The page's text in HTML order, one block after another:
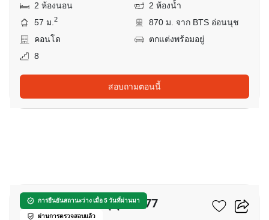
2 ห้องนอน
2 ห้องน้ำ
57 ม.2
870 ม. จาก BTS อ่อนนุช
คอนโด
ตกแต่งพร้อมอยู่
8
สอบถามตอนนี้
การยืนยันสถานะว่าง เมื่อ 5 วันที่ผ่านมา
ผ่านการตรวจสอบแล้ว
ลุมพินี เซนเตอร์ สุขุมวิท 77